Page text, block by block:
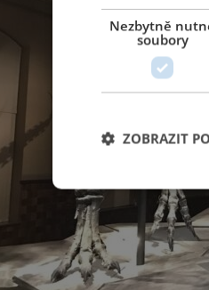
Nezbytně
soubory
ZOBRAZIT